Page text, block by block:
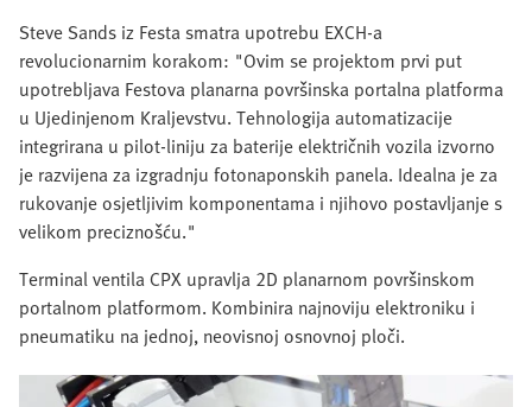
Steve Sands iz Festa smatra upotrebu EXCH-a
revolucionarnim korakom: "Ovim se projektom prvi put
upotrebljava Festova planarna površinska portalna platforma
u Ujedinjenom Kraljevstvu. Tehnologija automatizacije
integrirana u pilot-liniju za baterije električnih vozila izvorno
je razvijena za izgradnju fotonaponskih panela. Idealna je za
rukovanje osjetljivim komponentama i njihovo postavljanje s
velikom preciznošću."
Terminal ventila CPX upravlja 2D planarnom površinskom
portalnom platformom. Kombinira najnoviju elektroniku i
pneumatiku na jednoj, neovisnoj osnovnoj ploči.